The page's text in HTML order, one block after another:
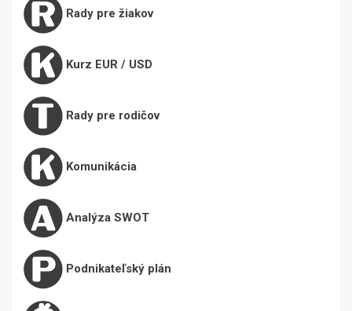
Rady pre žiakov
Kurz EUR / USD
Rady pre rodičov
Komunikácia
Analýza SWOT
Podnikateľský plán